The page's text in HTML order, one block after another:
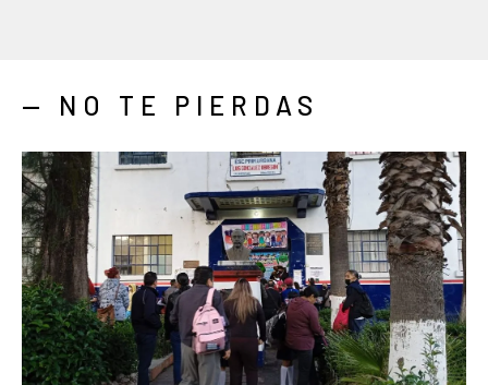
— NO TE PIERDAS